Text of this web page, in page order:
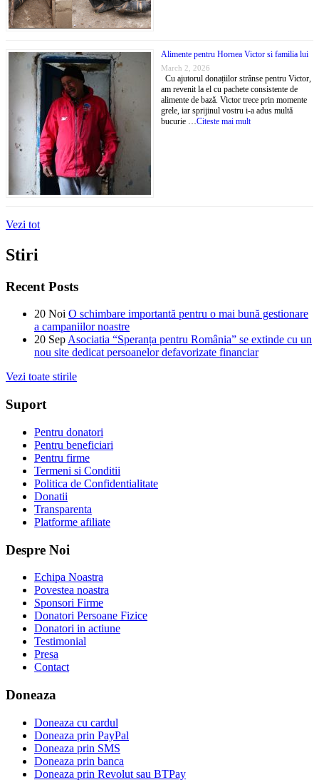
Alimente pentru Hornea Victor si familia lui
March 2, 2026
Cu ajutorul donațiilor strânse pentru Victor,
am revenit la el cu pachete consistente de
alimente de bază. Victor trece prin momente
grele, iar sprijinul vostru i-a adus multă
bucurie …Citeste mai mult
Vezi tot
Stiri
Recent Posts
20 Noi O schimbare importantă pentru o mai bună gestionare
a campaniilor noastre
20 Sep Asociatia “Speranța pentru România” se extinde cu un
nou site dedicat persoanelor defavorizate financiar
Vezi toate stirile
Suport
Pentru donatori
Pentru beneficiari
Pentru firme
Termeni si Conditii
Politica de Confidentialitate
Donatii
Transparenta
Platforme afiliate
Despre Noi
Echipa Noastra
Povestea noastra
Sponsori Firme
Donatori Persoane Fizice
Donatori in actiune
Testimonial
Presa
Contact
Doneaza
Doneaza cu cardul
Doneaza prin PayPal
Doneaza prin SMS
Doneaza prin banca
Doneaza prin Revolut sau BTPay